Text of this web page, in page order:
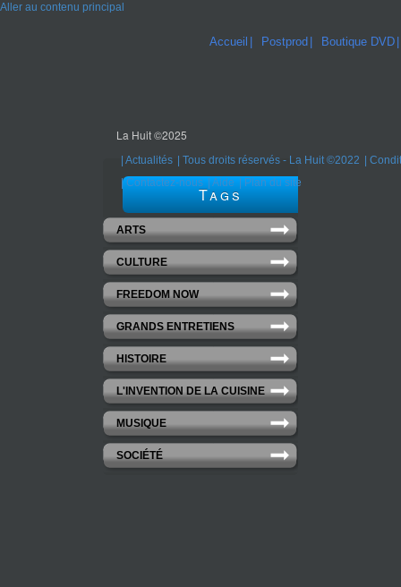
Aller au contenu principal
Accueil Postprod Boutique DVD
Tags
ARTS
CULTURE
FREEDOM NOW
GRANDS ENTRETIENS
HISTOIRE
L'INVENTION DE LA CUISINE
MUSIQUE
SOCIÉTÉ
La Huit ©2025
Actualités Tous droits réservés - La Huit ©2022
Contactez-nous
Aide Plan du site